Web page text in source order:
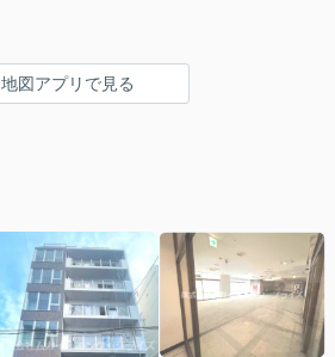
地図アプリで見る